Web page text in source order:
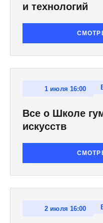
и технологий
1 июля 16:00
Все о Школе
искусств
2 июля 16:00